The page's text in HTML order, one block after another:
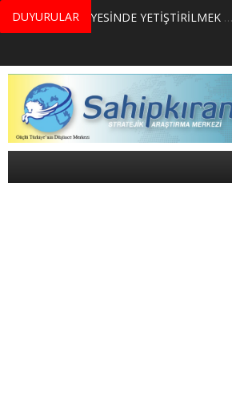
DUYURULAR MERKEZİMİZ BÜNYESİNDE YETİŞTİRİLMEK ÜZERE GÖNÜLLÜ ÜLKE MASASI UZMANI VE UZMAN ADAYLARI ARIYORUZ